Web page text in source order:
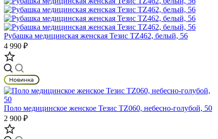
Рубашка медицинская женская Тезис TZ462, белый, 56
4 990 ₽
Поло медицинское женское Тезис TZ060, небесно-голубой, 50
2 900 ₽